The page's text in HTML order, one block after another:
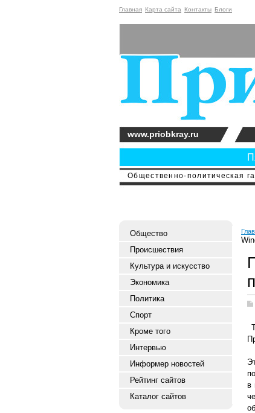
Главная Карта сайта Контакты Блоги
Общественно-политическая
www.priobkray.ru
Общество
Происшествия
Культура и искусство
Экономика
Политика
Спорт
Кроме того
Интервью
Информер новостей
Рейтинг сайтов
Каталог сайтов
в